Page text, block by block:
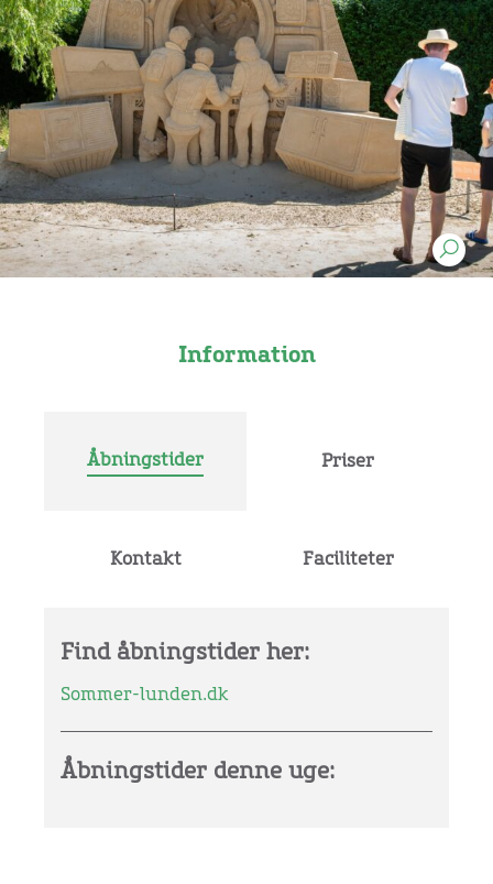
Information
Åbningstider Priser
Kontakt Faciliteter
Find åbningstider her:
Sommer-lunden.dk
Åbningstider denne uge: